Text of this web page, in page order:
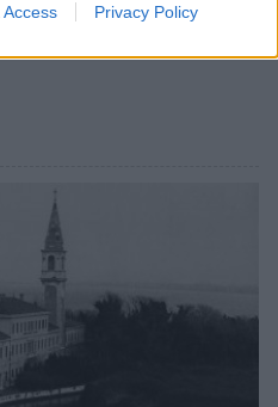
Access Privacy Policy